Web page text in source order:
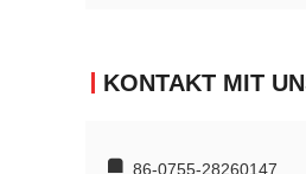
KONTAKT MIT
86-0755-28260147